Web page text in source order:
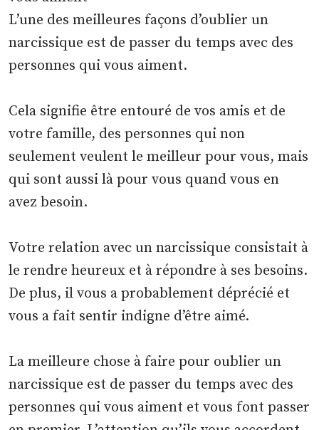
L’une des meilleures façons d’oublier un
narcissique est de passer du temps avec des
personnes qui vous aiment.
Cela signifie être entouré de vos amis et de
votre famille, des personnes qui non
seulement veulent le meilleur pour vous, mais
qui sont aussi là pour vous quand vous en
avez besoin.
Votre relation avec un narcissique consistait à
le rendre heureux et à répondre à ses besoins.
De plus, il vous a probablement déprécié et
vous a fait sentir indigne d’être aimé.
La meilleure chose à faire pour oublier un
narcissique est de passer du temps avec des
personnes qui vous aiment et vous font passer